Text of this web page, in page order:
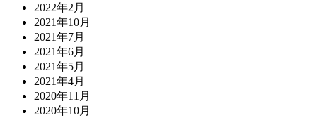
2022年2月
2021年10月
2021年7月
2021年6月
2021年5月
2021年4月
2020年11月
2020年10月